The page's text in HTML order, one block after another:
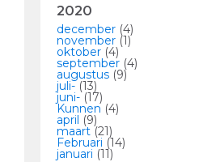
2020
december (4)
november (1)
oktober (4)
september (4)
augustus (9)
juli-(13)
juni-(17)
Kunnen (4)
april (9)
maart (21)
Februari (14)
januari (11)